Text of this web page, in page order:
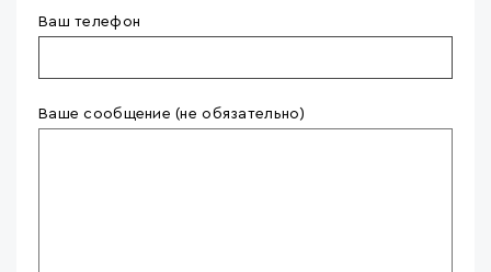
Ваш телефон
Ваше сообщение (не обязательно)